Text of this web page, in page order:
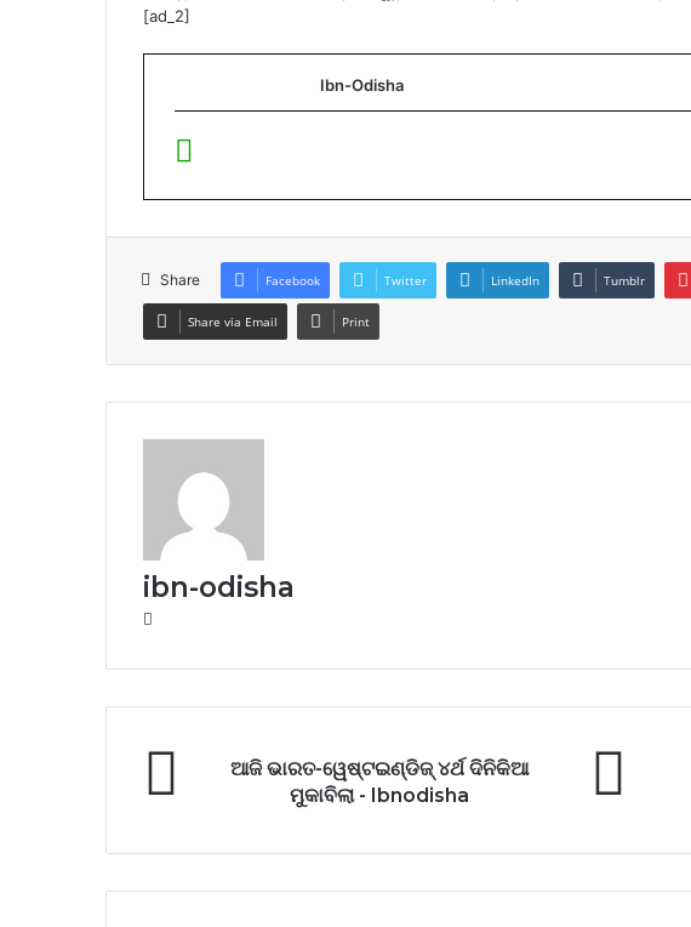
[ad_2]
Ibn-Odisha
Share Facebook Twitter LinkedIn Tumblr
Share via Email Print
ibn-odisha
ଆଜି ଭାରତ-ୱେଷ୍ଟଇଣ୍ଡିଜ୍ ୪ର୍ଥ ଦିନିକିଆ
ମୁକାବିଲା - Ibnodisha